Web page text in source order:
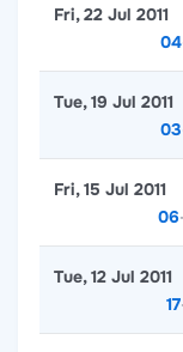
04
Fri, 22 Jul 2011
03
Tue, 19 Jul 2011
06
Fri, 15 Jul 2011
17
Tue, 12 Jul 2011